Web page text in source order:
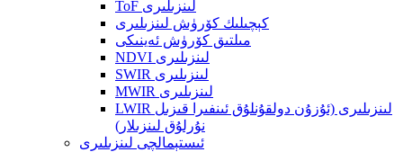
ToF لىنزىلىرى
كېچىلىك كۆرۈش لىنزىلىرى
مىلتىق كۆرۈش ئەينىكى
NDVI لىنزىلىرى
SWIR لىنزىلىرى
MWIR لىنزىلىرى
LWIR لىنزىلىرى (ئۇزۇن دولقۇنلۇق ئىنفىرا قىزىل
نۇرلۇق لىنزىلار)
ئىستېمالچى لىنزىلىرى